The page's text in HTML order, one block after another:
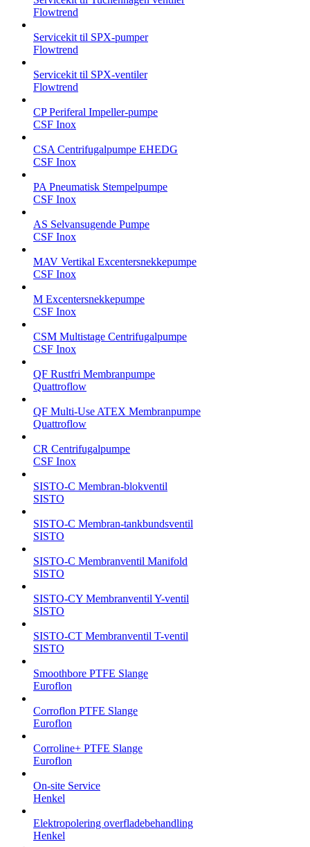
Flowtrend
Servicekit til SPX-pumper
Flowtrend
Servicekit til SPX-ventiler
Flowtrend
CP Periferal Impeller-pumpe
CSF Inox
CSA Centrifugalpumpe EHEDG
CSF Inox
PA Pneumatisk Stempelpumpe
CSF Inox
AS Selvansugende Pumpe
CSF Inox
MAV Vertikal Excentersnekkepumpe
CSF Inox
M Excentersnekkepumpe
CSF Inox
CSM Multistage Centrifugalpumpe
CSF Inox
QF Rustfri Membranpumpe
Quattroflow
QF Multi-Use ATEX Membranpumpe
Quattroflow
CR Centrifugalpumpe
CSF Inox
SISTO-C Membran-blokventil
SISTO
SISTO-C Membran-tankbundsventil
SISTO
SISTO-C Membranventil Manifold
SISTO
SISTO-CY Membranventil Y-ventil
SISTO
SISTO-CT Membranventil T-ventil
SISTO
Smoothbore PTFE Slange
Euroflon
Corroflon PTFE Slange
Euroflon
Corroline+ PTFE Slange
Euroflon
On-site Service
Henkel
Elektropolering overfladebehandling
Henkel